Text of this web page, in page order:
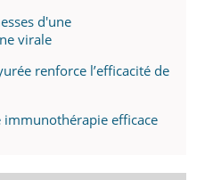
d'une
virale
renforce l’efficacité de
immunothérapie efficace